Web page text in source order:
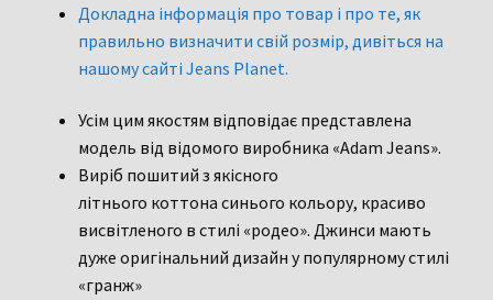
Докладна інформація про товар і про те, як
правильно визначити свій розмір, дивіться на
нашому сайті Jeans Planet.
Усім цим якостям відповідає представлена
модель від відомого виробника «Adam Jeans».
Виріб пошитий з якісного
літнього коттона синього кольору, красиво
висвітленого в стилі «родео». Джинси мають
дуже оригінальний дизайн у популярному стилі
«гранж»